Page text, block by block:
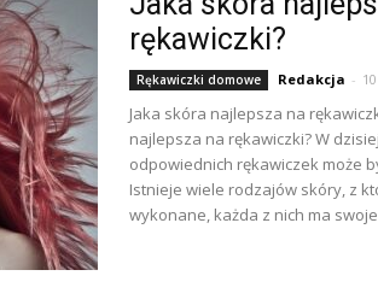
rękawiczki?
Rękawiczki domowe Redakcja -
Jaka skóra najlepsza na
najlepsza na rękawiczki? W
odpowiednich rękawiczek może
Istnieje wiele rodzajów skóry, z
wykonane, każda z nich ma